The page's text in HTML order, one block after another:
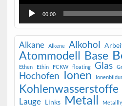
00:00
Alkane Alkene Alkohol
Atommodell Base
Ethen Ethin FCKW floating Glas
Hochofen Ionen
Kohlenwasserstoffe
Lauge Links Metall